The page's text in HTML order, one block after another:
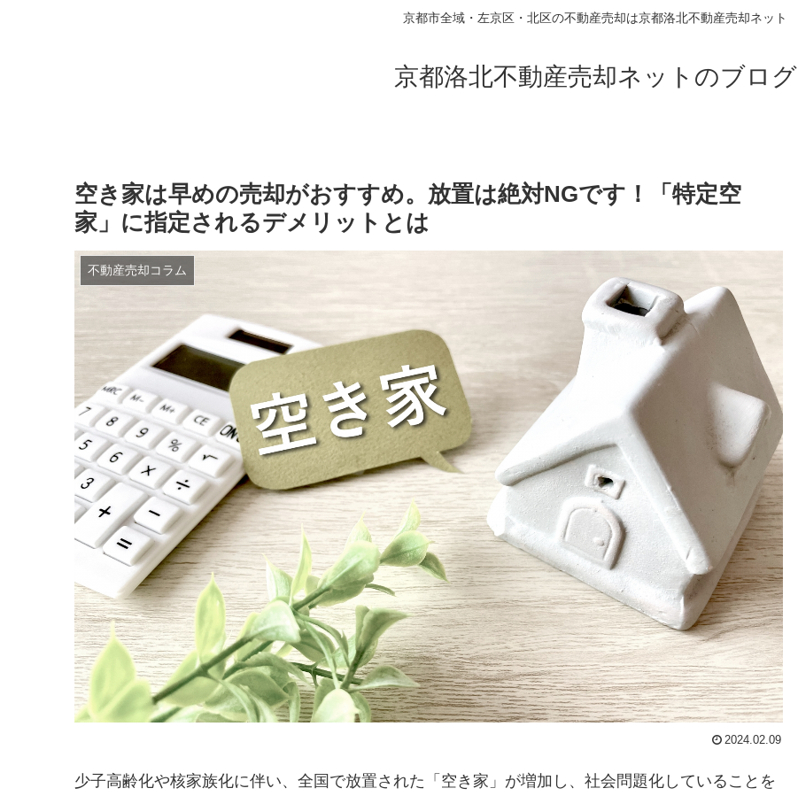
京都市全域・左京区・北区の不動産売却は京都洛北不動産売却ネット
京都洛北不動産売却ネットのブログ
空き家は早めの売却がおすすめ。放置は絶対NGです！「特定空
家」に指定されるデメリットとは
不動産売却コラム
2024.02.09
少子高齢化や核家族化に伴い、全国で放置された「空き家」が増加し、社会問題化していることを